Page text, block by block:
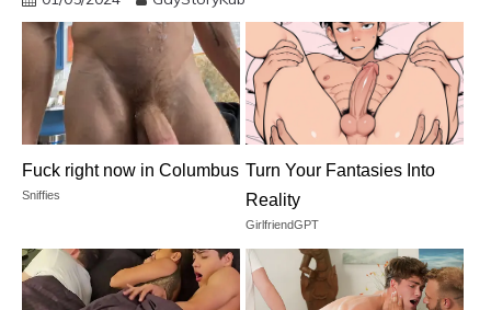
Fuck right now in Columbus
Sniffies
Turn Your Fantasies Into
Reality
GirlfriendGPT